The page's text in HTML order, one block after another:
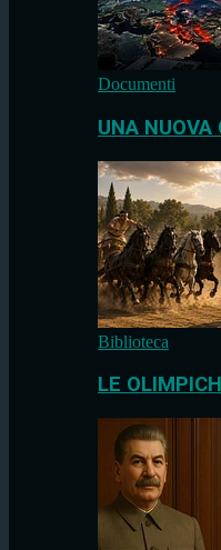
Documenti
UNA
Biblioteca
LE